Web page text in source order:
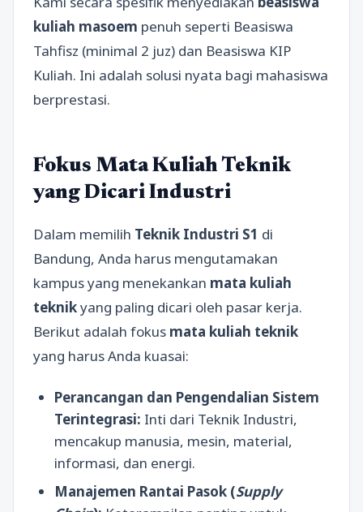
kuliah masoem penuh seperti Beasiswa
Tahfisz (minimal 2 juz) dan Beasiswa KIP
Kuliah. Ini adalah solusi nyata bagi mahasiswa
berprestasi.
Fokus Mata Kuliah Teknik
yang Dicari Industri
Dalam memilih Teknik Industri S1 di
Bandung, Anda harus mengutamakan
kampus yang menekankan mata kuliah
teknikyang paling dicari oleh pasar kerja.
Berikut adalah fokus mata kuliah teknik
yang harus Anda kuasai:
Perancangan dan Pengendalian Sistem
Terintegrasi: Inti dari Teknik Industri,
mencakup manusia, mesin, material,
informasi, dan energi.
Manajemen Rantai Pasok (Supply